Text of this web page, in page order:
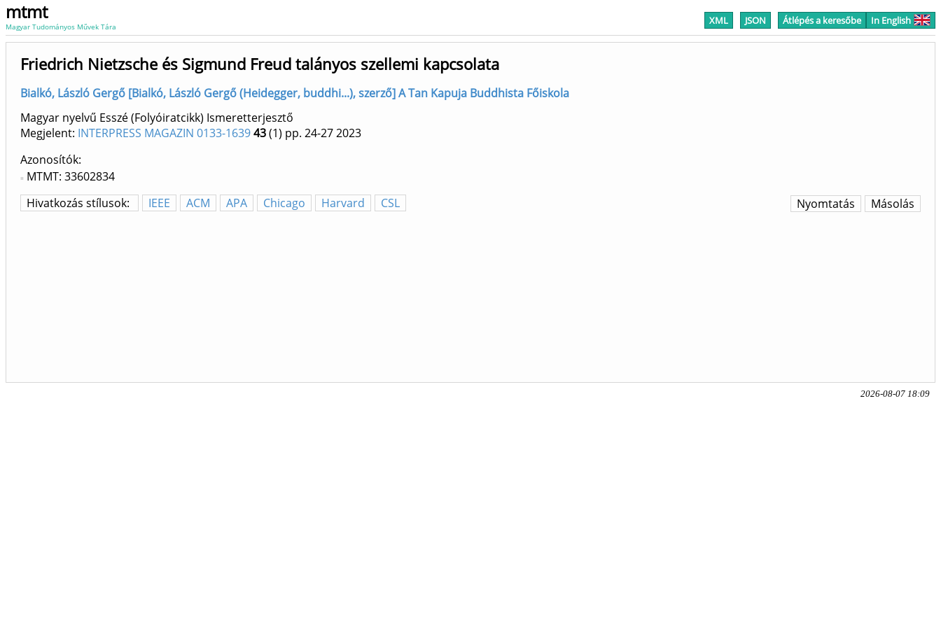
mtmt
Magyar Tudományos Művek Tára XML JSON Átlépés a keresőbe In English
Friedrich Nietzsche és Sigmund Freud talányos szellemi kapcsolata
Bialkó, László Gergő [Bialkó, László Gergő (Heidegger, buddhi...), szerző] A Tan Kapuja Buddhista Főiskola
Magyar nyelvű Esszé (Folyóiratcikk) Ismeretterjesztő
Megjelent: INTERPRESS MAGAZIN 0133-163943(1) pp. 24-272023
Azonosítók
MTMT: 33602834
Hivatkozás stílusok:
IEEE ACM APA Chicago Harvard CSL Másolás
Nyomtatás
2026-08-07 18:09